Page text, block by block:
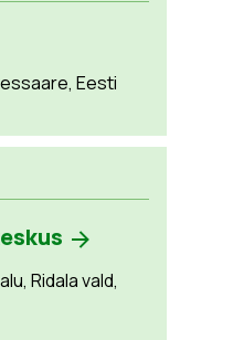
Eesti
Ridala vald,